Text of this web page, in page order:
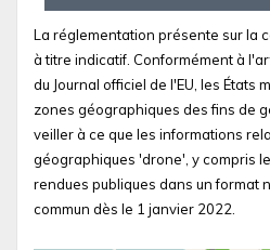
La réglementation présente sur la
à titre indicatif. Conformément à
du Journal officiel de l'EU, les États
zones géographiques des fins de
veiller à ce que les informations
géographiques 'drone', y compris
rendues publiques dans un format
commun dès le 1 janvier 2022.